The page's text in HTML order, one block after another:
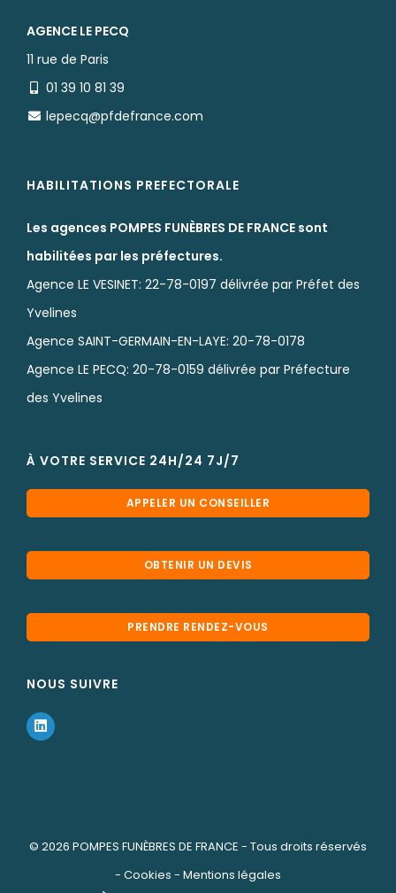
AGENCE LE PECQ
11 rue de Paris
01 39 10 81 39
lepecq@pfdefrance.com
HABILITATIONS PREFECTORALE
Les agences POMPES FUNÈBRES DE FRANCE sont
habilitées par les préfectures.
Agence LE VESINET: 22-78-0197 délivrée par Préfet des
Yvelines
Agence SAINT-GERMAIN-EN-LAYE: 20-78-0178
Agence LE PECQ: 20-78-0159 délivrée par Préfecture
des Yvelines
À VOTRE SERVICE 24H/24 7J/7
APPELER UN CONSEILLER
OBTENIR UN DEVIS
PRENDRE RENDEZ-VOUS
NOUS SUIVRE
© 2026 POMPES FUNÈBRES DE FRANCE - Tous droits réservés
- Cookies - Mentions légales